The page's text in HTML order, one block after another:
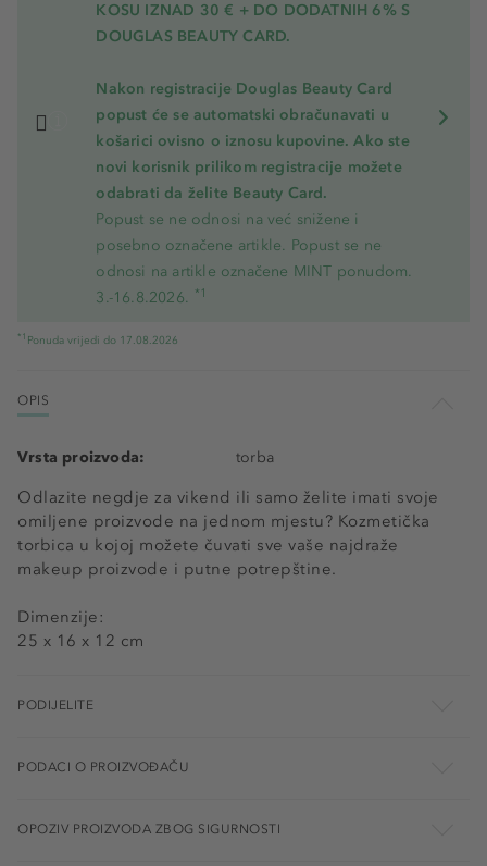
KOSU IZNAD 30 € + DO DODATNIH 6% S
DOUGLAS BEAUTY CARD.
Nakon registracije Douglas Beauty Card
popust će se automatski obračunavati u
košarici ovisno o iznosu kupovine. Ako ste
novi korisnik prilikom registracije možete
odabrati da želite Beauty Card.
Popust se ne odnosi na već snižene i
posebno označene artikle. Popust se ne
odnosi na artikle označene MINT ponudom.
3.-16.8.2026. *1
*1 Ponuda vrijedi do 17.08.2026
OPIS
Odlazite negdje za vikend ili samo želite imati svoje
omiljene proizvode na jednom mjestu? Kozmetička
torbica u kojoj možete čuvati sve vaše najdraže
makeup proizvode i putne potrepštine.
Dimenzije:
25 x 16 x 12 cm
Vrsta proizvoda: torba
PODIJELITE
PODACI O PROIZVOĐAČU
OPOZIV PROIZVODA ZBOG SIGURNOSTI